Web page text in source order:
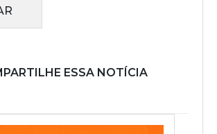
ESSA NOTÍCIA